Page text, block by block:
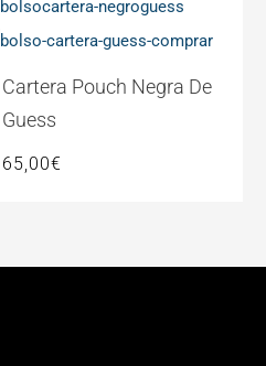
Cartera Pouch Negra De
Guess
65,00€